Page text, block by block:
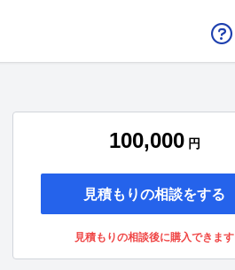
100,000 円
見積もりの相談をする
見積もりの相談後に購入できます